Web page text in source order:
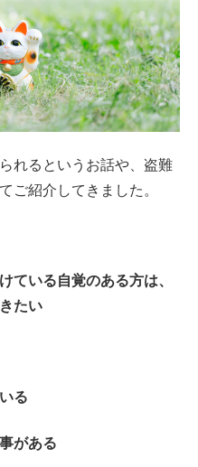
れるというお話や、盗難
ご紹介してきました。
ている自覚のある方は、
たい
る
がある